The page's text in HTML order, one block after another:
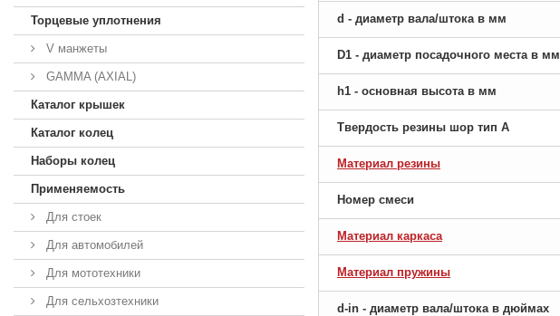
Торцевые уплотнения
V манжеты
GAMMA (AXIAL)
Каталог крышек
Каталог колец
Наборы колец
Применяемость
Для стоек
Для автомобилей
Для мототехники
Для сельхозтехники
d - диаметр вала/штока в мм
D1 - диаметр посадочного места в мм
h1 - основная высота в мм
Твердость резины шор тип A
Материал резины
Номер смеси
Материал каркаса
Материал пружины
d-in - диаметр вала/штока в дюймах